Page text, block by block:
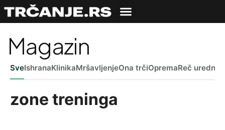
Magazin
SveIshranaKlinikaMršavljenjeOna trčiOpremaReč
zone treninga